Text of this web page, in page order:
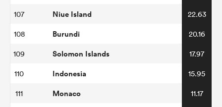
107 Niue Island 22.63
108 Burundi 20.16
109 Solomon Islands 17.97
110 Indonesia 15.95
111 Monaco 11.17